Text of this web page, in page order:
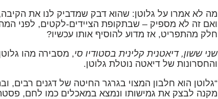
מה לא אמרו על גלוטן: שהוא דבק שמדביק לנו את
ואם זה לא מספיק – שבתקופת הציידים-לקטים, לפני
חלק מהתפריט, אז מדוע להוסיף אותו עכשיו?
שני ששון, דיאטנית קלינית בסטודיו סי, מסבירה מהו
והחסרונות של דיאטה נוטלת גלוטן.
“גלוטן הוא חלבון המצוי בגרגר החיטה של דגנים רבים,
מקנה לבצק את גמישותו ונמצא במאכלים כמו לחם, פסטה,